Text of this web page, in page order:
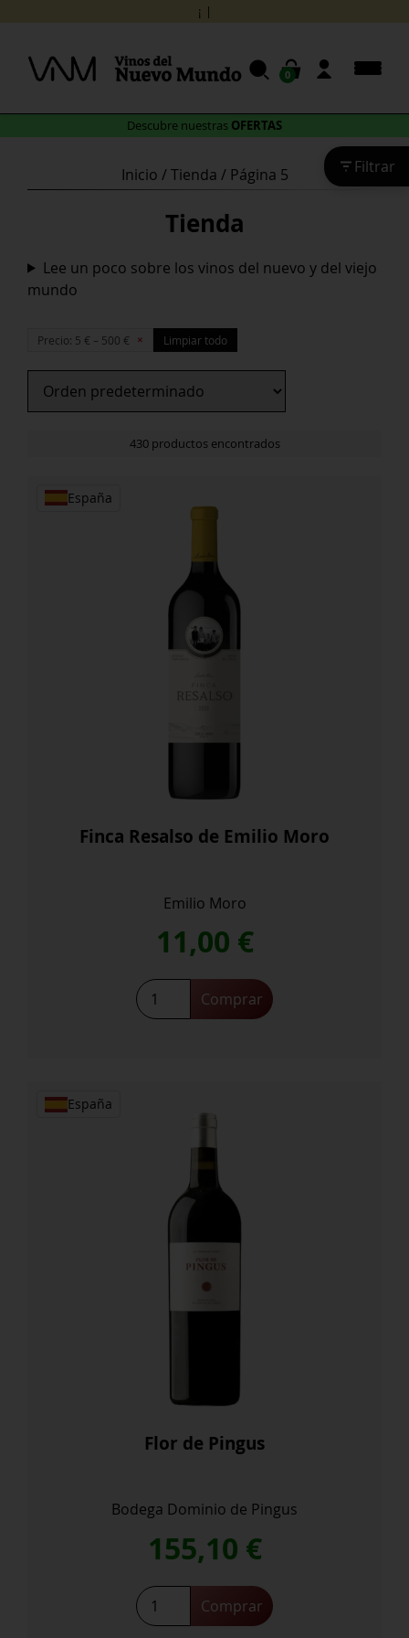
content
Descubre nuestras OFERTAS
¡Recibe tu pedido en
0
Inicio /Tienda / Página 5
Tienda
Lee un poco sobre los vinos del nuevo y del viejo
mundo
Precio: 5 € – 500 € × Limpiar todo
430 productos encontrados
España
Finca Resalso de Emilio Moro
Emilio Moro
11,00 €
Finca
Resalso
Comprar
España
Flor de Pingus
Bodega Dominio de Pingus
155,10 €
Flor
de
Comprar
Filtrar